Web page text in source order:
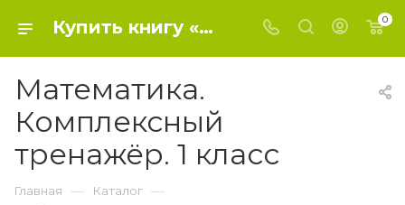
Купить книгу «Математика. Комплексный тренажёр. 1 класс» 2019, Н. Латышева - Учебная литература. Литература для самостоятельных занятий 0
Математика.
Комплексный
тренажёр. 1 класс
Главная — Каталог —